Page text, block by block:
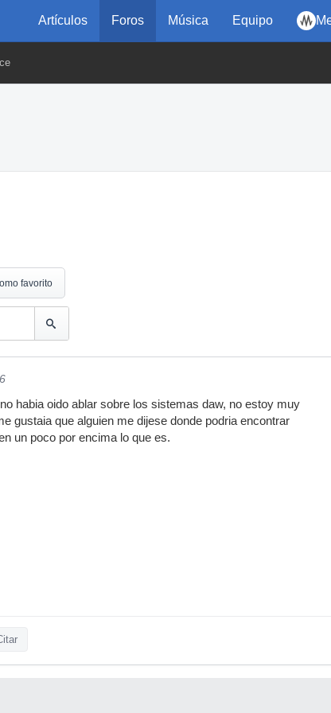
Artículos Foros Música Equipo
favorito
habia oido ablar sobre los sistemas daw, no estoy muy
gustaia que alguien me dijese donde podria encontrar
un poco por encima lo que es.